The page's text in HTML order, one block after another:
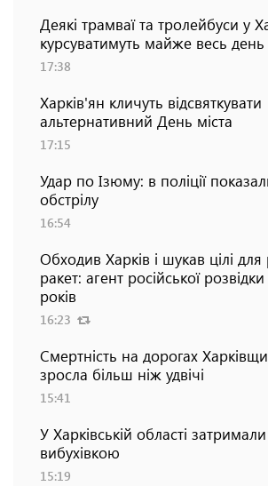
Деякі трамваї та тролейбуси у
курсуватимуть майже весь день
17:38
Харків'ян кличуть відсвяткувати
альтернативний День міста
17:15
Удар по Ізюму: в поліції
обстрілу
16:54
Обходив Харків і шукав цілі для
ракет: агент російської
років
16:23
Смертність на дорогах
зросла більш ніж удвічі
15:41
У Харківській області
вибухівкою
15:19